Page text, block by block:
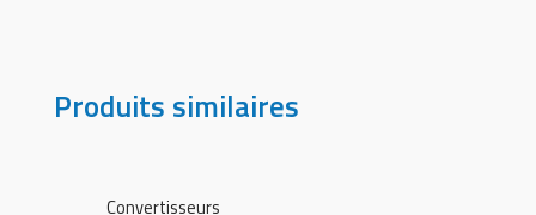
Produits similaires
Convertisseurs